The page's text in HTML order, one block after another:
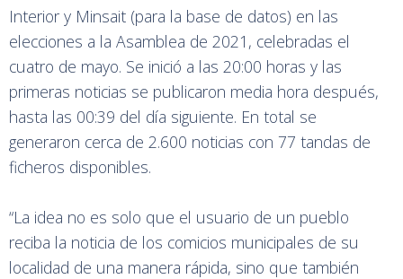
Interior y Minsait (para la base de datos) en las
elecciones a la Asamblea de 2021, celebradas el
cuatro de mayo. Se inició a las 20:00 horas y las
primeras noticias se publicaron media hora después,
hasta las 00:39 del día siguiente. En total se
generaron cerca de 2.600 noticias con 77 tandas de
ficheros disponibles.
“La idea no es solo que el usuario de un pueblo
reciba la noticia de los comicios municipales de su
localidad de una manera rápida, sino que también